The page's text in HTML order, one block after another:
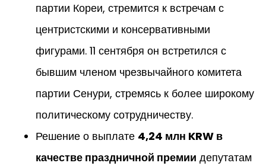
партии Кореи, стремится к встречам с
центристскими и консервативными
фигурами. 11 сентября он встретился с
бывшим членом чрезвычайного комитета
партии Сенури, стремясь к более широкому
политическому сотрудничеству.
Решение о выплате 4,24 млн KRW в
качестве праздничной премии депутатам